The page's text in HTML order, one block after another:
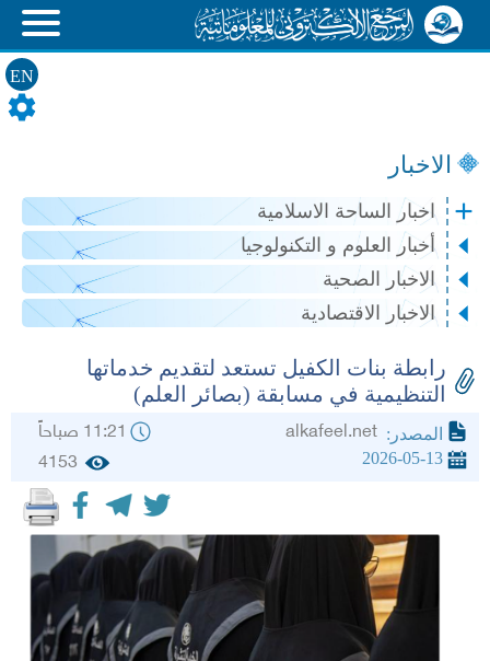
EN
الاخبار
اخبار الساحة الاسلامية
أخبار العلوم و التكنولوجيا
الاخبار الصحية
الاخبار الاقتصادية
رابطة بنات الكفيل تستعد لتقديم خدماتها
التنظيمية في مسابقة (بصائر العلم)
المصدر: 11:21 صباحاً
2026-05-13
4153